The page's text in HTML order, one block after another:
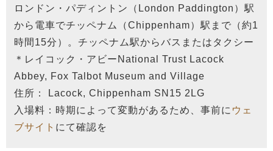
ロンドン・パディントン（London Paddington）駅
から電車でチッペナム（Chippenham）駅まで（約1
時間15分）。チッペナム駅からバスまたはタクシー
＊レイコック・アビーNational Trust Lacock
Abbey, Fox Talbot Museum and Village
住所： Lacock, Chippenham SN15 2LG
入場料：時期によって変動があるため、事前に ウェ
ブサイト にて確認を